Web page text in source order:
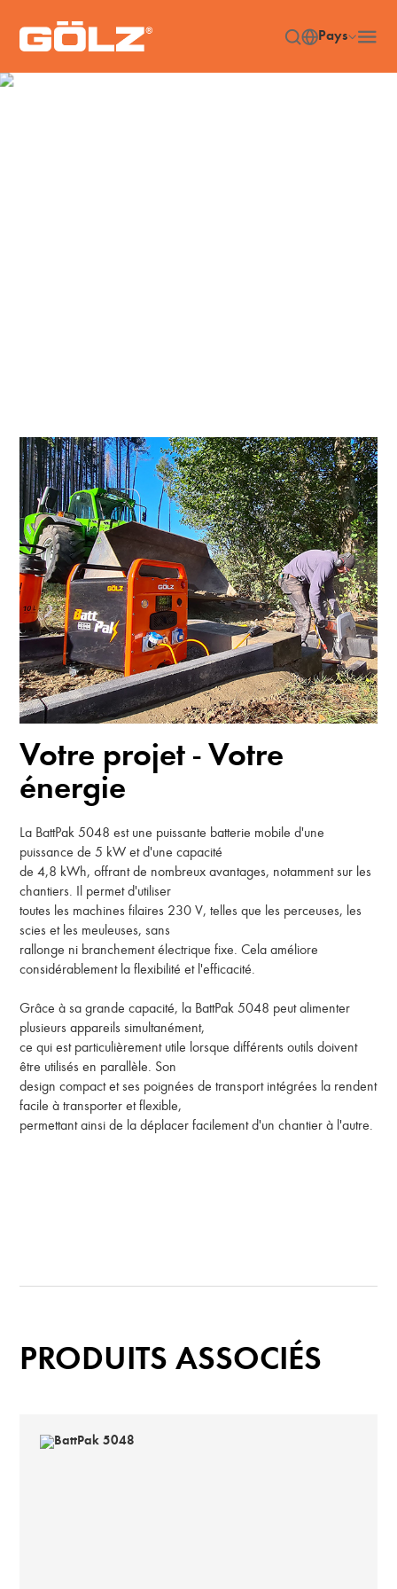
Pays
Votre projet - Votre
énergie
La BattPak 5048 est une puissante batterie mobile d'une
puissance de 5 kW et d'une capacité
de 4,8 kWh, offrant de nombreux avantages, notamment sur les
chantiers. Il permet d'utiliser
toutes les machines filaires 230 V, telles que les perceuses, les
scies et les meuleuses, sans
rallonge ni branchement électrique fixe. Cela améliore
considérablement la flexibilité et l'efficacité.
Grâce à sa grande capacité, la BattPak 5048 peut alimenter
plusieurs appareils simultanément,
ce qui est particulièrement utile lorsque différents outils doivent
être utilisés en parallèle. Son
design compact et ses poignées de transport intégrées la rendent
facile à transporter et flexible,
permettant ainsi de la déplacer facilement d'un chantier à l'autre.
PRODUITS ASSOCIÉS